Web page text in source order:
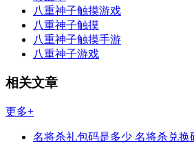
八重神子触摸游戏
八重神子触摸
八重神子触摸手游
八重神子游戏
相关文章
更多+
名将杀礼包码是多少 名将杀兑换